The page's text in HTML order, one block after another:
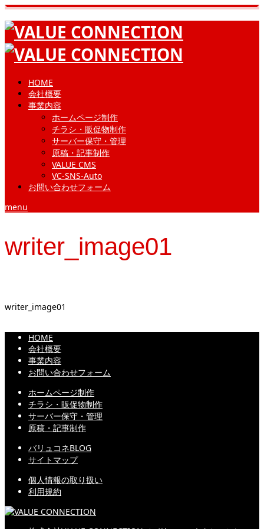
HOME
会社概要
事業内容
ホームページ制作
チラシ・販促物制作
サーバー保守・管理
原稿・記事制作
VALUE CMS
VC-SNS-Auto
お問い合わせフォーム
menu
writer_image01
writer_image01
HOME
会社概要
事業内容
お問い合わせフォーム
ホームページ制作
チラシ・販促物制作
サーバー保守・管理
原稿・記事制作
バリュコネBLOG
サイトマップ
個人情報の取り扱い
利用規約